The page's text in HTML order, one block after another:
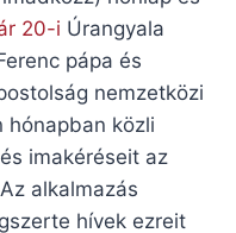
20-i Úrangyala
pápa és
nemzetközi
hónapban közli
imakéréseit az
alkalmazás
hívek ezreit